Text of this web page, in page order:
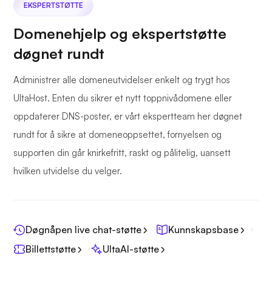
EKSPERTSTØTTE
Domenehjelp og ekspertstøtte
døgnet rundt
Administrer alle domeneutvidelser enkelt og trygt hos
UltaHost. Enten du sikrer et nytt toppnivådomene eller
oppdaterer DNS-poster, er vårt ekspertteam her døgnet
rundt for å sikre at domeneoppsettet, fornyelsen og
supporten din går knirkefritt, raskt og pålitelig, uansett
hvilken utvidelse du velger.
Døgnåpen live chat-støtte
Kunnskapsbase
Billettstøtte
UltaAI-støtte